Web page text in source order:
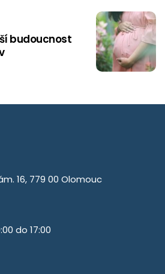
budoucnost
16, 779 00 Olomouc
do 17:00